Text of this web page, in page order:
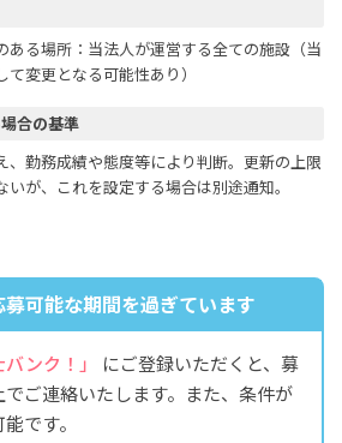
ある場所：当法人が運営する全ての施設（当
変更となる可能性あり）
合の基準
、勤務成績や態度等により判断。更新の上限
いが、これを設定する場合は別途通知。
募可能な期間を過ぎています
ンク！」
にご登録いただくと、募
ご連絡いたします。また、条件が
です。